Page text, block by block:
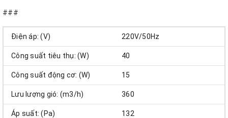
###
Điện áp: (V) 220V/50Hz
Công suất tiêu thụ: (W) 40
Công suất động cơ: (W) 15
Lưu lượng gió: (m3/h) 360
Áp suất: (Pa) 132